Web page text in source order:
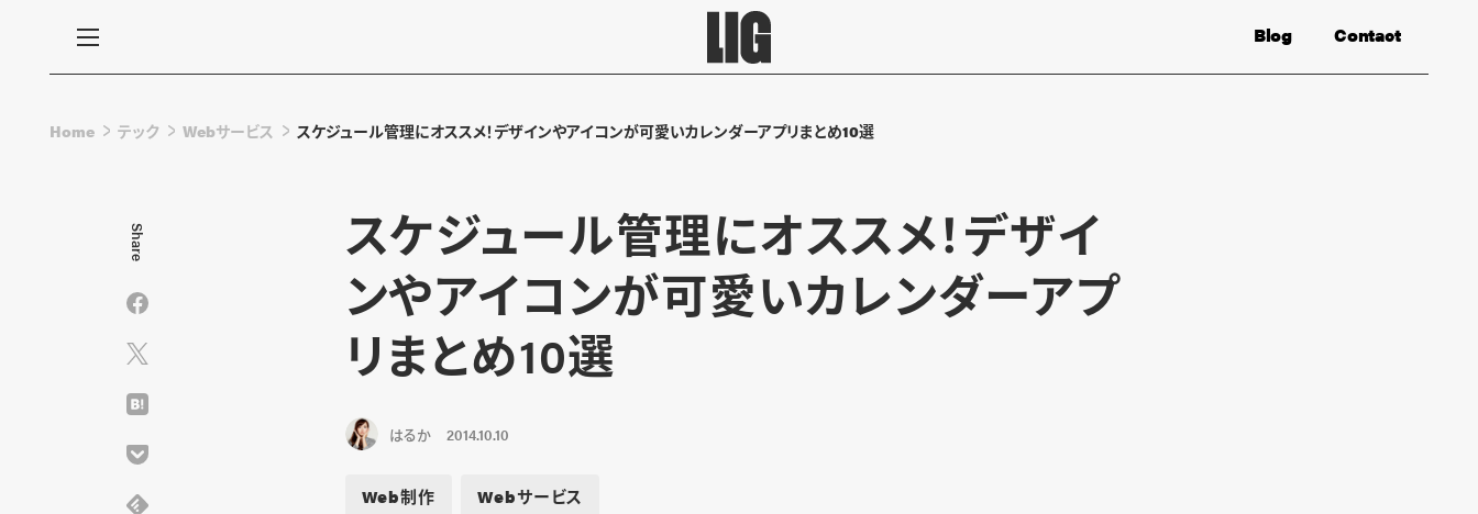
Contact
Blog
Home テック Webサービス スケジュール管理にオススメ！デザインやアイコンが可愛いカレンダーアプリまとめ10選
スケジュール管理にオススメ！デザイ
ンやアイコンが可愛いカレンダーアプ
リまとめ10選
はるか 2014.10.10
Web制作 Webサービス
Share